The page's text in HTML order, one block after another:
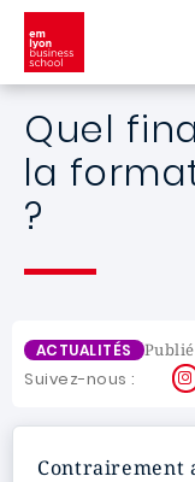
Aller au contenu
Quel
la
?
ACTUALITÉS
Suivez-nous :
Contrairement